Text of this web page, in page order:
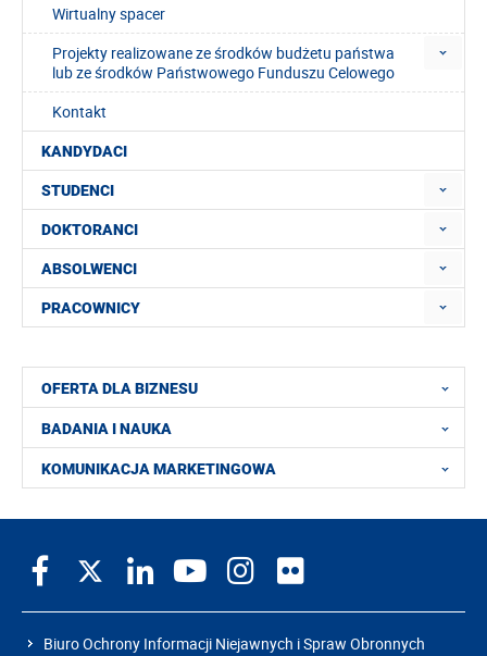
Wirtualny spacer
Projekty realizowane ze środków budżetu państwa
lub ze środków Państwowego Funduszu Celowego
Kontakt
KANDYDACI
STUDENCI
DOKTORANCI
ABSOLWENCI
PRACOWNICY
OFERTA DLA BIZNESU
BADANIA I NAUKA
KOMUNIKACJA MARKETINGOWA
Biuro Ochrony Informacji Niejawnych i Spraw Obronnych